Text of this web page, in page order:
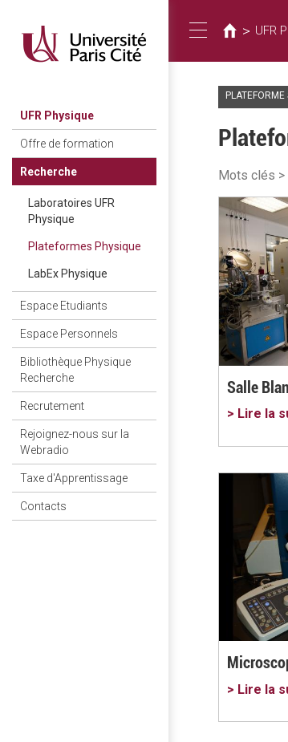
contenu
principal
UFR Physique
Offre de formation
Recherche
Laboratoires UFR
Physique
Plateformes Physique
LabEx Physique
Espace Etudiants
Espace Personnels
Bibliothèque Physique
Recherche
Recrutement
Rejoignez-nous sur la
Webradio
Taxe d'Apprentissage
Contacts
êtes
ici
> UFR
PLATEFORME
Mots clés >
Salle
> Lire la
> Lire la